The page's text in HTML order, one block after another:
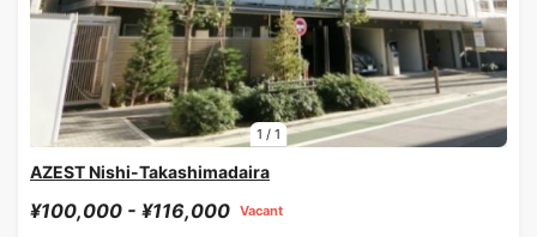
1 / 1
AZEST Nishi-Takashimadaira
¥100,000 - ¥116,000 Vacant